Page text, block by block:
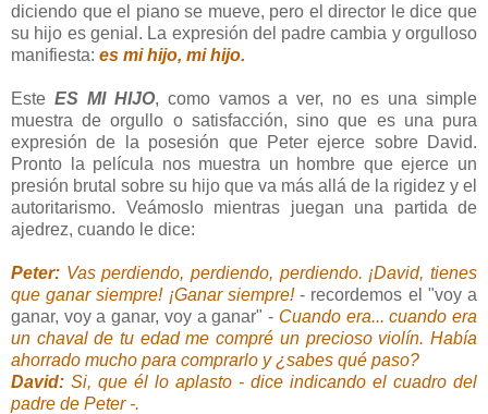
diciendo que el piano se mueve, pero el director le dice que
su hijo es genial. La expresión del padre cambia y orgulloso
manifiesta: es mi hijo, mi hijo.
Este ES MI HIJO, como vamos a ver, no es una simple
muestra de orgullo o satisfacción, sino que es una pura
expresión de la posesión que Peter ejerce sobre David.
Pronto la película nos muestra un hombre que ejerce un
presión brutal sobre su hijo que va más allá de la rigidez y el
autoritarismo. Veámoslo mientras juegan una partida de
ajedrez, cuando le dice:
Peter: Vas perdiendo, perdiendo, perdiendo. ¡David, tienes
que ganar siempre! ¡Ganar siempre! - recordemos el "voy a
ganar, voy a ganar, voy a ganar" - Cuando era... cuando era
un chaval de tu edad me compré un precioso violín. Había
ahorrado mucho para comprarlo y ¿sabes qué paso?
David: Si, que él lo aplasto - dice indicando el cuadro del
padre de Peter -.